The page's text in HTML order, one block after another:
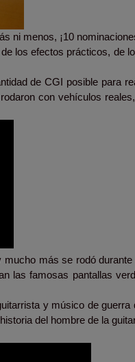
ni menos, ¡10
los efectos prácticos, de
de CGI posible para
con vehículos
más se rodó
las famosas pantallas
y músico de guerra
del hombre de la